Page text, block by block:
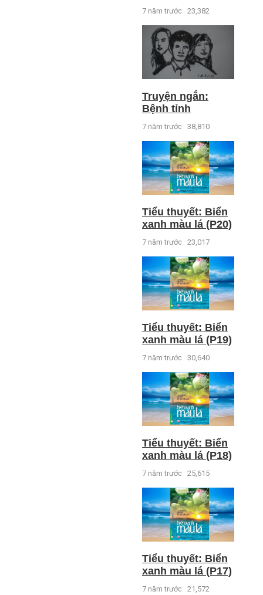
7 năm trước 23,382
Truyện ngắn:
Bệnh tỉnh
7 năm trước 38,810
Tiểu thuyết: Biển
xanh màu lá (P20)
7 năm trước 23,017
Tiểu thuyết: Biển
xanh màu lá (P19)
7 năm trước 30,640
Tiểu thuyết: Biển
xanh màu lá (P18)
7 năm trước 25,615
Tiểu thuyết: Biển
xanh màu lá (P17)
7 năm trước 21,572